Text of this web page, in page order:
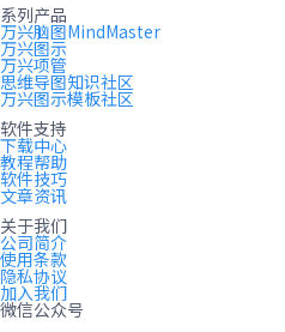
系列产品
万兴脑图MindMaster
万兴图示
万兴项管
思维导图知识社区
万兴图示模板社区
软件支持
下载中心
教程帮助
软件技巧
文章资讯
关于我们
公司简介
使用条款
隐私协议
加入我们
微信公众号